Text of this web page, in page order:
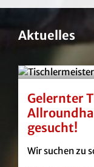
Aktuelles
Gelernter
gesucht!
Wir suchen zu